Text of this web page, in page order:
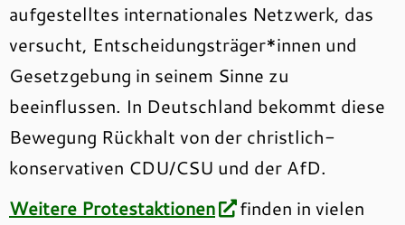
aufgestelltes internationales Netzwerk, das
versucht, Entscheidungsträger*innen und
Gesetzgebung in seinem Sinne zu
beeinflussen. In Deutschland bekommt diese
Bewegung Rückhalt von der christlich-
konservativen CDU/CSU und der AfD.
Weitere Protestaktionen
finden in vielen